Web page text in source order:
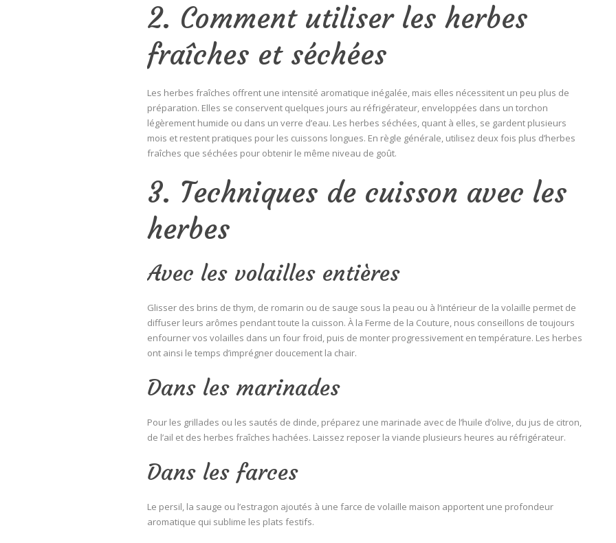
2. Comment utiliser les herbes
fraîches et séchées
Les herbes fraîches offrent une intensité aromatique inégalée, mais elles nécessitent un peu plus de
préparation. Elles se conservent quelques jours au réfrigérateur, enveloppées dans un torchon
légèrement humide ou dans un verre d’eau. Les herbes séchées, quant à elles, se gardent plusieurs
mois et restent pratiques pour les cuissons longues. En règle générale, utilisez deux fois plus d’herbes
fraîches que séchées pour obtenir le même niveau de goût.
3. Techniques de cuisson avec les
herbes
Avec les volailles entières
Glisser des brins de thym, de romarin ou de sauge sous la peau ou à l’intérieur de la volaille permet de
diffuser leurs arômes pendant toute la cuisson. À la Ferme de la Couture, nous conseillons de toujours
enfourner vos volailles dans un four froid, puis de monter progressivement en température. Les herbes
ont ainsi le temps d’imprégner doucement la chair.
Dans les marinades
Pour les grillades ou les sautés de dinde, préparez une marinade avec de l’huile d’olive, du jus de citron,
de l’ail et des herbes fraîches hachées. Laissez reposer la viande plusieurs heures au réfrigérateur.
Dans les farces
Le persil, la sauge ou l’estragon ajoutés à une farce de volaille maison apportent une profondeur
aromatique qui sublime les plats festifs.